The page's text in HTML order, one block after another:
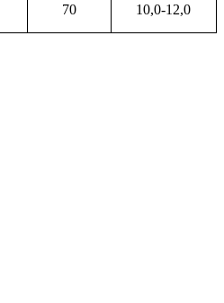
70 10,0-12,0